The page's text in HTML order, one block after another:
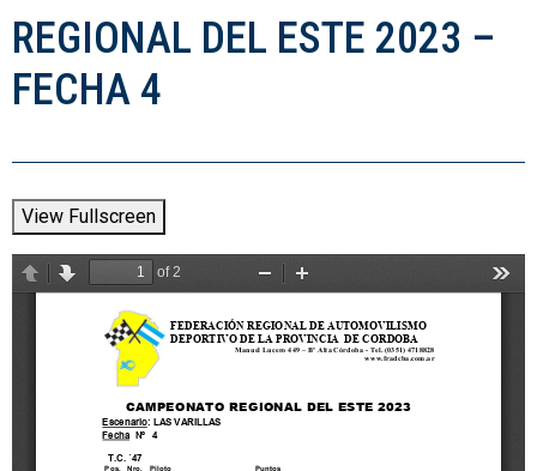
REGIONAL DEL ESTE 2023 –
FECHA 4
View Fullscreen